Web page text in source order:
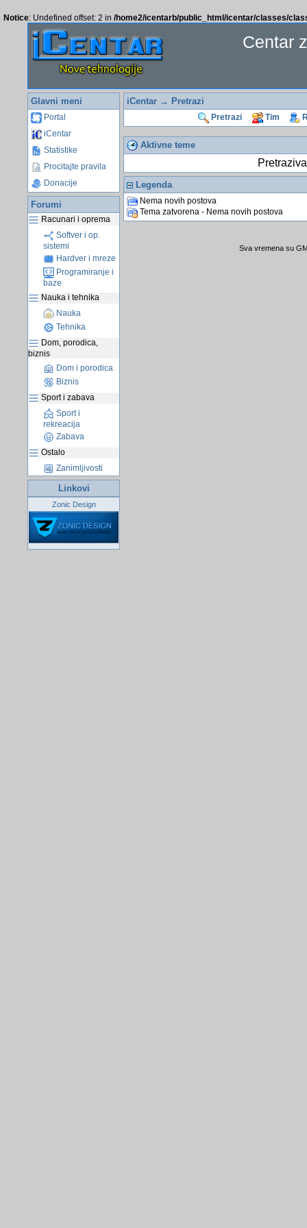
Notice: Undefined offset: 2 in /home2/icentarb/public_html/icentar/classes/
Centar
Glavni meni
Portal
iCentar
Statistike
Procitajte pravila
Donacije
Forumi
Racunari i oprema
Softver i op.
sistemi
Hardver i mreze
Programiranje i
baze
Nauka i tehnika
Nauka
Tehnika
Dom, porodica,
biznis
Dom i porodica
Biznis
Sport i zabava
Sport i
rekreacija
Zabava
Ostalo
Zanimljivosti
Linkovi
Zonic Design
iCentar→ Pretrazi
Pretrazi Tim
Aktivne teme
Legenda
Nema novih postova
Tema zatvorena - Nema novih postova
Sva vremena su